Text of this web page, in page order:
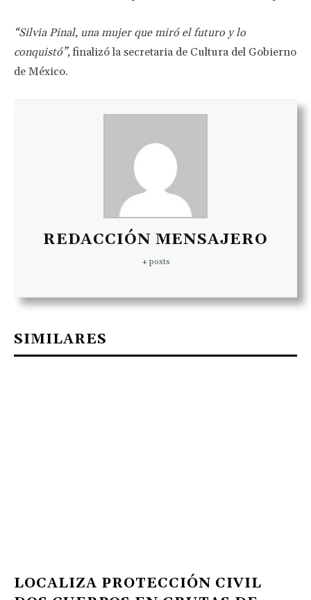
“Silvia Pinal, una mujer que miró el futuro y lo
conquistó”, finalizó la secretaria de Cultura del Gobierno
de México.
REDACCIÓN MENSAJERO
+ posts
SIMILARES
LOCALIZA PROTECCIÓN CIVIL